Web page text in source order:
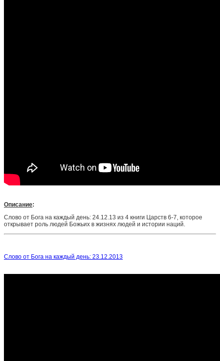
Описание:
Слово от Бога на каждый день: 24.12.13 из 4 книги Царств 6-7, которое
открывает роль людей Божьих в жизнях людей и истории наций.
Слово от Бога на каждый день: 23.12.2013